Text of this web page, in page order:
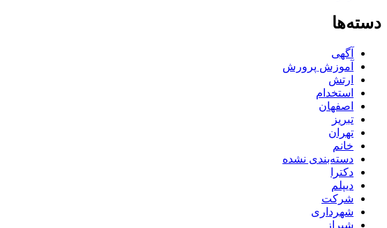
دسته‌ها
آگهی
آموزش پرورش
ارتش
استخدام
اصفهان
تبریز
تهران
خانم
دسته‌بندی نشده
دکترا
دیپلم
شرکت
شهرداری
شیراز